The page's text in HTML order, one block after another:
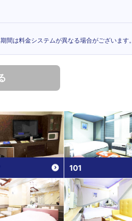
間は料金システムが異なる場合がございます。
101